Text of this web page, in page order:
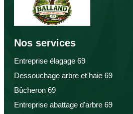
Nos services
Entreprise élagage 69
Dessouchage arbre et haie 69
Bûcheron 69
Entreprise abattage d'arbre 69